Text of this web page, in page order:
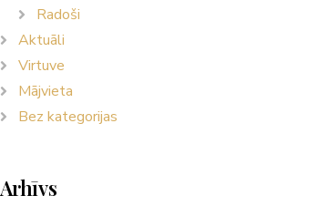
Radoši
Aktuāli
Virtuve
Mājvieta
Bez kategorijas
Arhīvs